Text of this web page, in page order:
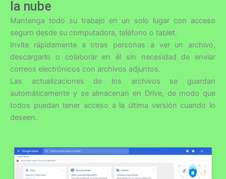
la nube
Mantenga todo su trabajo en un solo lugar con acceso
seguro desde su computadora, teléfono o tablet.
Invite rápidamente a otras personas a ver un archivo,
descargarlo o colaborar en él sin necesidad de enviar
correos electrónicos con archivos adjuntos.
Las actualizaciones de los archivos se guardan
automáticamente y se almacenan en Drive, de modo que
todos puedan tener acceso a la última versión cuando lo
deseen.